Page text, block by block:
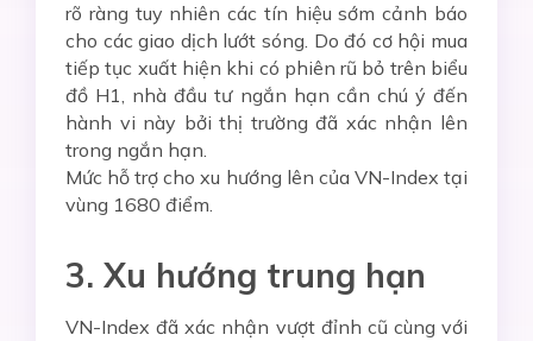
rõ ràng tuy nhiên các tín hiệu sớm cảnh báo
cho các giao dịch lướt sóng. Do đó cơ hội mua
tiếp tục xuất hiện khi có phiên rũ bỏ trên biểu
đồ H1, nhà đầu tư ngắn hạn cần chú ý đến
hành vi này bởi thị trường đã xác nhận lên
trong ngắn hạn.
Mức hỗ trợ cho xu hướng lên của VN-Index tại
vùng 1680 điểm.
3. Xu hướng trung hạn
VN-Index đã xác nhận vượt đỉnh cũ cùng với